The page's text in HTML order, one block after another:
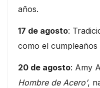
años.
17 de agosto:
como el cumpleaños
20 de agosto: Amy
Hombre de Acero’,